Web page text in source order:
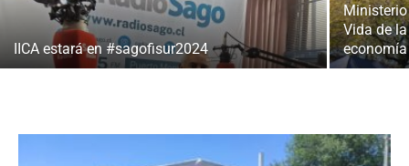
IICA estará en #sagofisur2024
Vida de